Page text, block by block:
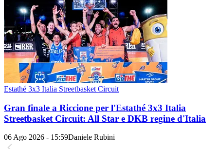
Estathé 3x3 Italia Streetbasket Circuit
Gran finale a Riccione per l'Estathé 3x3 Italia
Streetbasket Circuit: All Star e DKB regine d'Italia
06 Ago 2026 - 15:59Daniele Rubini